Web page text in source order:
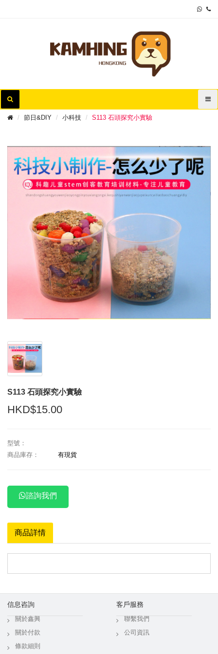
節日&DIY 小科技 S113 石頭探究小實驗
S113 石頭探究小實驗
HKD$15.00
型號：
商品庫存：
有現貨
諮詢我們
商品詳情
信息咨詢
關於鑫興
關於付款
條款細則
客戶服務
聯繫我們
公司資訊